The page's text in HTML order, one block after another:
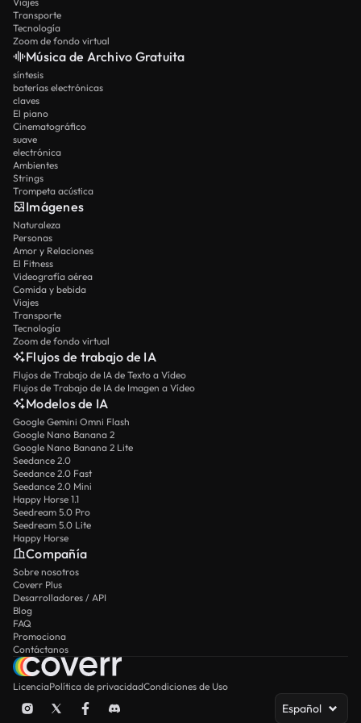
Transporte
Tecnología
Zoom de fondo virtual
Música de Archivo Gratuita
síntesis
baterías electrónicas
claves
El piano
Cinematográfico
suave
electrónica
Ambientes
Strings
Trompeta acústica
Imágenes
Naturaleza
Personas
Amor y Relaciones
El Fitness
Videografía aérea
Comida y bebida
Viajes
Transporte
Tecnología
Zoom de fondo virtual
Flujos de trabajo de IA
Flujos de Trabajo de IA de Texto a Vídeo
Flujos de Trabajo de IA de Imagen a Vídeo
Modelos de IA
Google Gemini Omni Flash
Google Nano Banana 2
Google Nano Banana 2 Lite
Seedance 2.0
Seedance 2.0 Fast
Seedance 2.0 Mini
Happy Horse 1.1
Seedream 5.0 Pro
Seedream 5.0 Lite
Happy Horse
Compañía
Sobre nosotros
Coverr Plus
Desarrolladores / API
Blog
FAQ
Promociona
Contáctanos
LicenciaPolítica de privacidadCondiciones de Uso
Español